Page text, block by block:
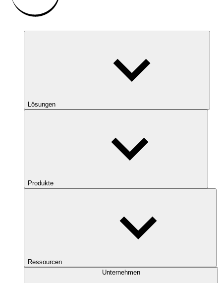
Lösungen
Produkte
Ressourcen
Unternehmen